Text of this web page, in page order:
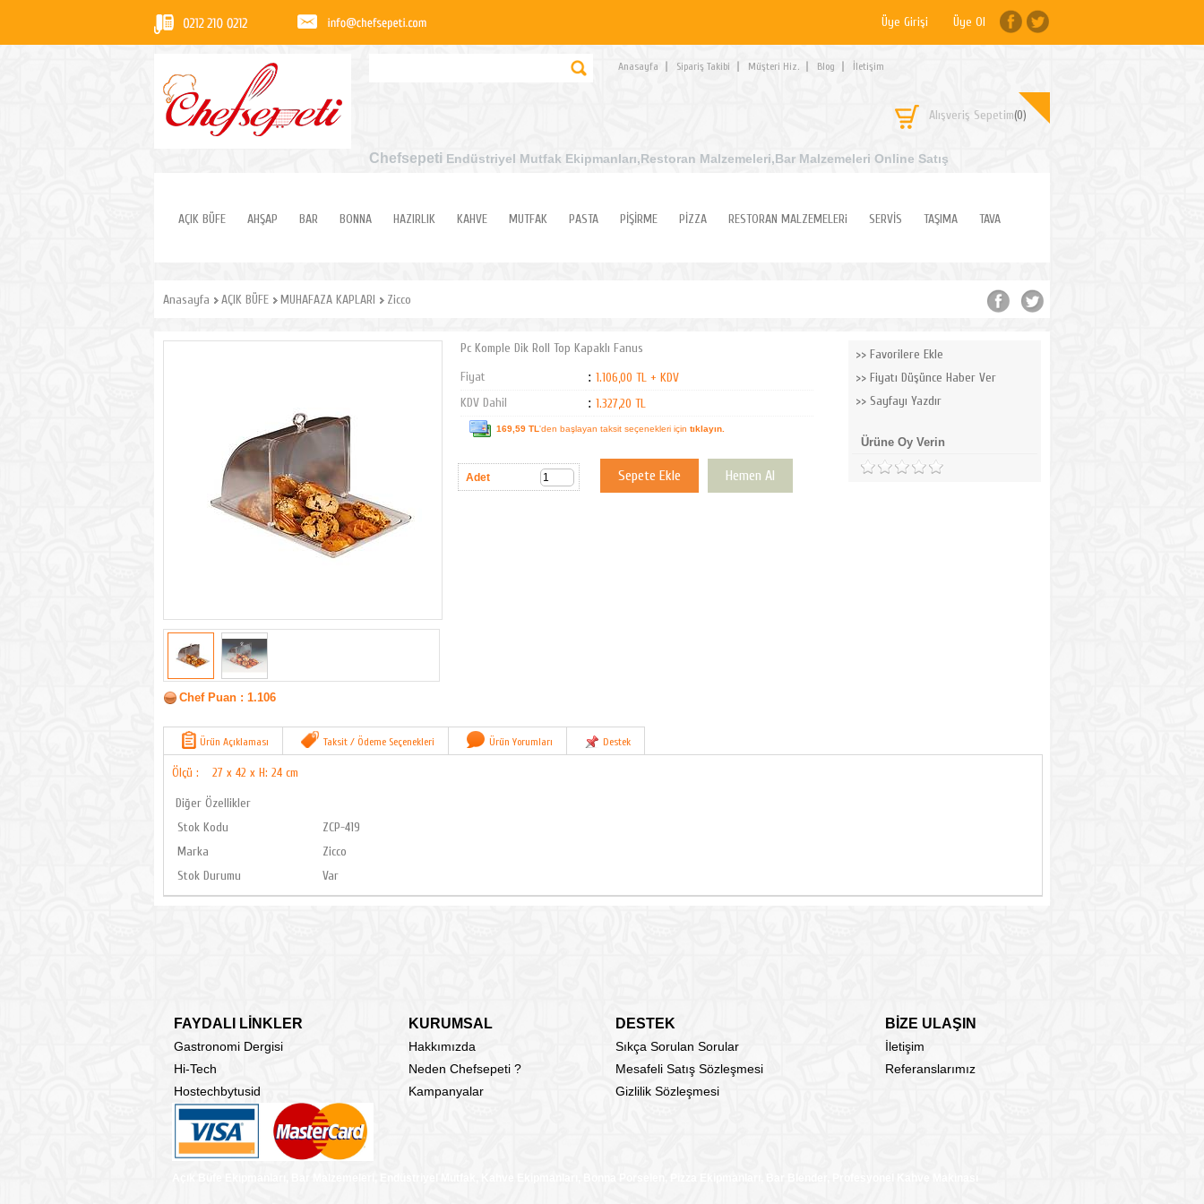
Üye Girişi Üye Ol
Anasayfa Sipariş Takibi Müşteri Hiz. Blog İletişim
Alışveriş Sepetim(0)
Chefsepeti Endüstriyel Mutfak Ekipmanları,Restoran Malzemeleri,Bar Malzemeleri Online Satış
AÇIK BÜFE AHŞAP BAR BONNA HAZIRLIK KAHVE MUTFAK PASTA PİŞİRME PİZZA RESTORAN MALZEMELERi SERVİS TAŞIMA TAVA
Anasayfa AÇIK BÜFE MUHAFAZA KAPLARI Zicco
Chef Puan : 1.106
Pc Komple Dik Roll Top Kapaklı Fanus
Fiyat
: 1.106,00 TL + KDV
KDV Dahil
: 1.327,20 TL
169,59 TL'den başlayan taksit seçenekleri için tıklayın.
Adet
Favorilere Ekle
Fiyatı Düşünce Haber Ver
Sayfayı Yazdır
Ürüne Oy Verin
Ürün Açıklaması Taksit / Ödeme Seçenekleri Ürün Yorumları Destek
Ölçü :
27 x 42 x H: 24 cm
Diğer Özellikler
Stok Kodu
ZCP-419
Marka
Zicco
Stok Durumu
Var
FAYDALI LİNKLER KURUMSAL DESTEK BİZE ULAŞIN
Gastronomi Dergisi Hakkımızda Sıkça Sorulan Sorular
İletişim
Hi-Tech
Neden Chefsepeti ? Mesafeli Satış Sözleşmesi
Referanslarımız
Hostechbytusid
Kampanyalar Gizlilik Sözleşmesi